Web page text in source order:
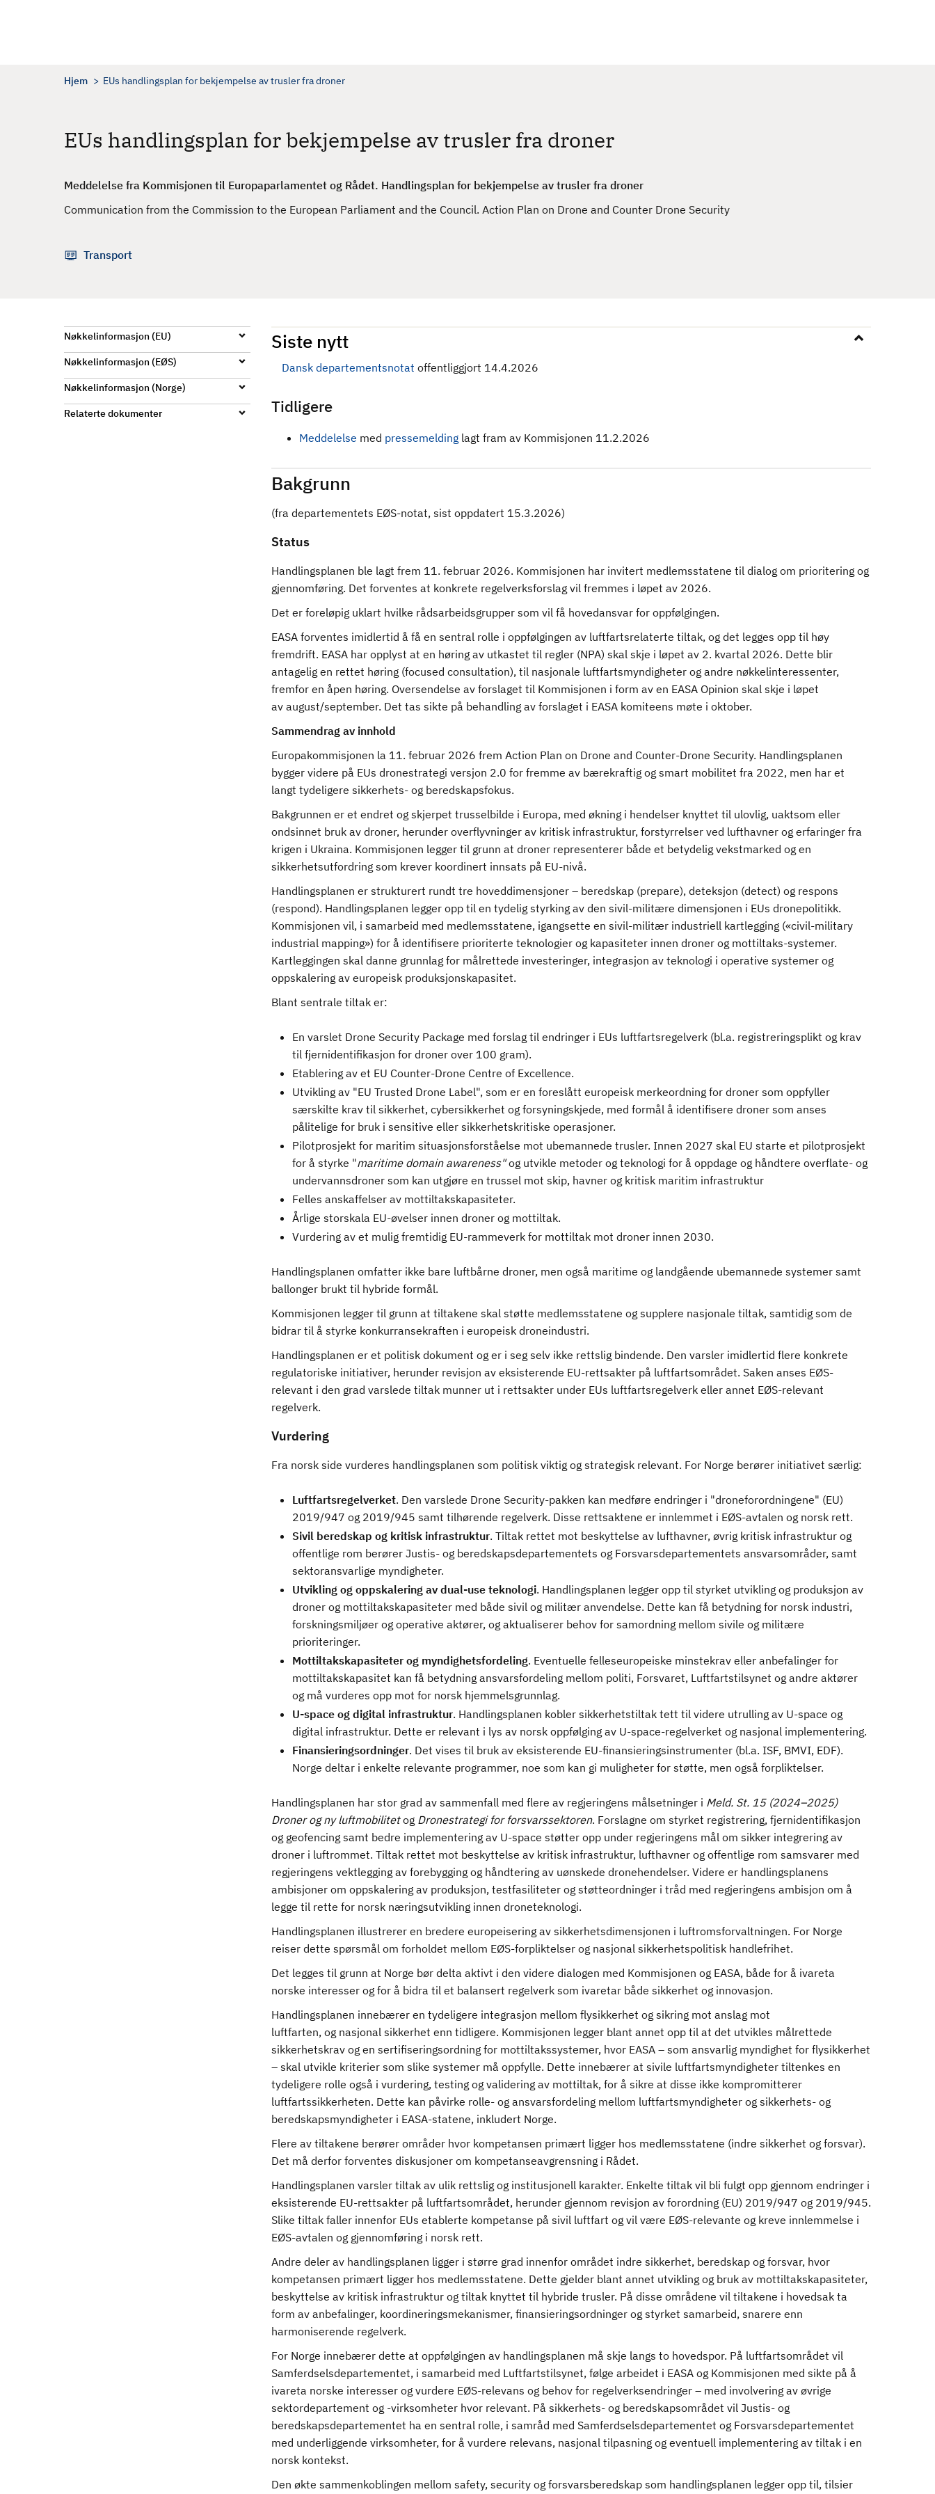
Hjem EUs handlingsplan for bekjempelse av trusler fra droner
EUs handlingsplan for bekjempelse av trusler fra droner
Meddelelse fra Kommisjonen til Europaparlamentet og Rådet. Handlingsplan for bekjempelse av trusler fra droner
Communication from the Commission to the European Parliament and the Council. Action Plan on Drone and Counter Drone Security
Transport
Nøkkelinformasjon (EU)
Nøkkelinformasjon (EØS)
Nøkkelinformasjon (Norge)
Relaterte dokumenter
Siste nytt
Dansk departementsnotat offentliggjort 14.4.2026
Tidligere
Meddelelse med pressemeldinglagt fram av Kommisjonen 11.2.2026
Bakgrunn
(fra departementets EØS-notat, sist oppdatert 15.3.2026)
Status
Handlingsplanen ble lagt frem 11. februar 2026. Kommisjonen har invitert medlemsstatene til dialog om prioritering og
gjennomføring. Det forventes at konkrete regelverksforslag vil fremmes i løpet av 2026.
Det er foreløpig uklart hvilke rådsarbeidsgrupper som vil få hovedansvar for oppfølgingen.
EASA forventes imidlertid å få en sentral rolle i oppfølgingen av luftfartsrelaterte tiltak, og det legges opp til høy
fremdrift. EASA har opplyst at en høring av utkastet til regler (NPA) skal skje i løpet av 2. kvartal 2026. Dette blir
antagelig en rettet høring (focused consultation), til nasjonale luftfartsmyndigheter og andre nøkkelinteressenter,
fremfor en åpen høring. Oversendelse av forslaget til Kommisjonen i form av en EASA Opinion skal skje i løpet
av august/september. Det tas sikte på behandling av forslaget i EASA komiteens møte i oktober.
Sammendrag av innhold
Europakommisjonen la 11. februar 2026 frem Action Plan on Drone and Counter-Drone Security. Handlingsplanen
bygger videre på EUs dronestrategi versjon 2.0 for fremme av bærekraftig og smart mobilitet fra 2022, men har et
langt tydeligere sikkerhets- og beredskapsfokus.
Bakgrunnen er et endret og skjerpet trusselbilde i Europa, med økning i hendelser knyttet til ulovlig, uaktsom eller
ondsinnet bruk av droner, herunder overflyvninger av kritisk infrastruktur, forstyrrelser ved lufthavner og erfaringer fra
krigen i Ukraina. Kommisjonen legger til grunn at droner representerer både et betydelig vekstmarked og en
sikkerhetsutfordring som krever koordinert innsats på EU-nivå.
Handlingsplanen er strukturert rundt tre hoveddimensjoner – beredskap (prepare), deteksjon (detect) og respons
(respond). Handlingsplanen legger opp til en tydelig styrking av den sivil-militære dimensjonen i EUs dronepolitikk.
Kommisjonen vil, i samarbeid med medlemsstatene, igangsette en sivil-militær industriell kartlegging («civil-military
industrial mapping») for å identifisere prioriterte teknologier og kapasiteter innen droner og mottiltaks-systemer.
Kartleggingen skal danne grunnlag for målrettede investeringer, integrasjon av teknologi i operative systemer og
oppskalering av europeisk produksjonskapasitet.
Blant sentrale tiltak er:
En varslet Drone Security Package med forslag til endringer i EUs luftfartsregelverk (bl.a. registreringsplikt og krav
til fjernidentifikasjon for droner over 100 gram).
Etablering av et EU Counter-Drone Centre of Excellence.
Utvikling av "EU Trusted Drone Label", som er en foreslått europeisk merkeordning for droner som oppfyller
særskilte krav til sikkerhet, cybersikkerhet og forsyningskjede, med formål å identifisere droner som anses
pålitelige for bruk i sensitive eller sikkerhetskritiske operasjoner.
Pilotprosjekt for maritim situasjonsforståelse mot ubemannede trusler. Innen 2027 skal EU starte et pilotprosjekt
for å styrke "maritime domain awareness"og utvikle metoder og teknologi for å oppdage og håndtere overflate- og
undervannsdroner som kan utgjøre en trussel mot skip, havner og kritisk maritim infrastruktur
Felles anskaffelser av mottiltakskapasiteter.
Årlige storskala EU-øvelser innen droner og mottiltak.
Vurdering av et mulig fremtidig EU-rammeverk for mottiltak mot droner innen 2030.
Handlingsplanen omfatter ikke bare luftbårne droner, men også maritime og landgående ubemannede systemer samt
ballonger brukt til hybride formål.
Kommisjonen legger til grunn at tiltakene skal støtte medlemsstatene og supplere nasjonale tiltak, samtidig som de
bidrar til å styrke konkurransekraften i europeisk droneindustri.
Handlingsplanen er et politisk dokument og er i seg selv ikke rettslig bindende. Den varsler imidlertid flere konkrete
regulatoriske initiativer, herunder revisjon av eksisterende EU-rettsakter på luftfartsområdet. Saken anses EØS-
relevant i den grad varslede tiltak munner ut i rettsakter under EUs luftfartsregelverk eller annet EØS-relevant
regelverk.
Vurdering
Fra norsk side vurderes handlingsplanen som politisk viktig og strategisk relevant. For Norge berører initiativet særlig:
Luftfartsregelverket. Den varslede Drone Security-pakken kan medføre endringer i "droneforordningene" (EU)
2019/947 og 2019/945 samt tilhørende regelverk. Disse rettsaktene er innlemmet i EØS-avtalen og norsk rett.
Sivil beredskap og kritisk infrastruktur. Tiltak rettet mot beskyttelse av lufthavner, øvrig kritisk infrastruktur og
offentlige rom berører Justis- og beredskapsdepartementets og Forsvarsdepartementets ansvarsområder, samt
sektoransvarlige myndigheter.
Utvikling og oppskalering av dual-use teknologi. Handlingsplanen legger opp til styrket utvikling og produksjon av
droner og mottiltakskapasiteter med både sivil og militær anvendelse. Dette kan få betydning for norsk industri,
forskningsmiljøer og operative aktører, og aktualiserer behov for samordning mellom sivile og militære
prioriteringer.
Mottiltakskapasiteter og myndighetsfordeling. Eventuelle felleseuropeiske minstekrav eller anbefalinger for
mottiltakskapasitet kan få betydning ansvarsfordeling mellom politi, Forsvaret, Luftfartstilsynet og andre aktører
og må vurderes opp mot for norsk hjemmelsgrunnlag.
U-space og digital infrastruktur. Handlingsplanen kobler sikkerhetstiltak tett til videre utrulling av U-space og
digital infrastruktur. Dette er relevant i lys av norsk oppfølging av U-space-regelverket og nasjonal implementering.
Finansieringsordninger. Det vises til bruk av eksisterende EU-finansieringsinstrumenter (bl.a. ISF, BMVI, EDF).
Norge deltar i enkelte relevante programmer, noe som kan gi muligheter for støtte, men også forpliktelser.
Handlingsplanen har stor grad av sammenfall med flere av regjeringens målsetninger i Meld. St. 15 (2024–2025)
Droner og ny luftmobilitetogDronestrategi for forsvarssektoren. Forslagne om styrket registrering, fjernidentifikasjon
og geofencing samt bedre implementering av U-space støtter opp under regjeringens mål om sikker integrering av
droner i luftrommet. Tiltak rettet mot beskyttelse av kritisk infrastruktur, lufthavner og offentlige rom samsvarer med
regjeringens vektlegging av forebygging og håndtering av uønskede dronehendelser. Videre er handlingsplanens
ambisjoner om oppskalering av produksjon, testfasiliteter og støtteordninger i tråd med regjeringens ambisjon om å
legge til rette for norsk næringsutvikling innen droneteknologi.
Handlingsplanen illustrerer en bredere europeisering av sikkerhetsdimensjonen i luftromsforvaltningen. For Norge
reiser dette spørsmål om forholdet mellom EØS-forpliktelser og nasjonal sikkerhetspolitisk handlefrihet.
Det legges til grunn at Norge bør delta aktivt i den videre dialogen med Kommisjonen og EASA, både for å ivareta
norske interesser og for å bidra til et balansert regelverk som ivaretar både sikkerhet og innovasjon.
Handlingsplanen innebærer en tydeligere integrasjon mellom flysikkerhet og sikring mot anslag mot
luftfarten, og nasjonal sikkerhet enn tidligere. Kommisjonen legger blant annet opp til at det utvikles målrettede
sikkerhetskrav og en sertifiseringsordning for mottiltakssystemer, hvor EASA – som ansvarlig myndighet for flysikkerhet
– skal utvikle kriterier som slike systemer må oppfylle. Dette innebærer at sivile luftfartsmyndigheter tiltenkes en
tydeligere rolle også i vurdering, testing og validering av mottiltak, for å sikre at disse ikke kompromitterer
luftfartssikkerheten. Dette kan påvirke rolle- og ansvarsfordeling mellom luftfartsmyndigheter og sikkerhets- og
beredskapsmyndigheter i EASA-statene, inkludert Norge.
Flere av tiltakene berører områder hvor kompetansen primært ligger hos medlemsstatene (indre sikkerhet og forsvar).
Det må derfor forventes diskusjoner om kompetanseavgrensning i Rådet.
Handlingsplanen varsler tiltak av ulik rettslig og institusjonell karakter. Enkelte tiltak vil bli fulgt opp gjennom endringer i
eksisterende EU-rettsakter på luftfartsområdet, herunder gjennom revisjon av forordning (EU) 2019/947 og 2019/945.
Slike tiltak faller innenfor EUs etablerte kompetanse på sivil luftfart og vil være EØS-relevante og kreve innlemmelse i
EØS-avtalen og gjennomføring i norsk rett.
Andre deler av handlingsplanen ligger i større grad innenfor området indre sikkerhet, beredskap og forsvar, hvor
kompetansen primært ligger hos medlemsstatene. Dette gjelder blant annet utvikling og bruk av mottiltakskapasiteter,
beskyttelse av kritisk infrastruktur og tiltak knyttet til hybride trusler. På disse områdene vil tiltakene i hovedsak ta
form av anbefalinger, koordineringsmekanismer, finansieringsordninger og styrket samarbeid, snarere enn
harmoniserende regelverk.
For Norge innebærer dette at oppfølgingen av handlingsplanen må skje langs to hovedspor. På luftfartsområdet vil
Samferdselsdepartementet, i samarbeid med Luftfartstilsynet, følge arbeidet i EASA og Kommisjonen med sikte på å
ivareta norske interesser og vurdere EØS-relevans og behov for regelverksendringer – med involvering av øvrige
sektordepartement og -virksomheter hvor relevant. På sikkerhets- og beredskapsområdet vil Justis- og
beredskapsdepartementet ha en sentral rolle, i samråd med Samferdselsdepartementet og Forsvarsdepartementet
med underliggende virksomheter, for å vurdere relevans, nasjonal tilpasning og eventuell implementering av tiltak i en
norsk kontekst.
Den økte sammenkoblingen mellom safety, security og forsvarsberedskap som handlingsplanen legger opp til, tilsier